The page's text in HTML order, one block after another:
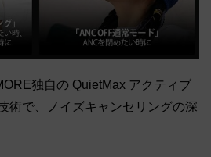
独自の QuietMax アクティブ
術で、ノイズキャンセリングの深